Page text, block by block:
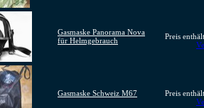
Gasmaske Panorama Nova
für Helmgebrauch
Preis
Gasmaske Schweiz M67
Preis